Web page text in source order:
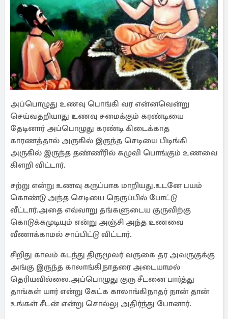
அப்பொழுது உணவு பொங்கி வர என்னவென்று
செய்வதறியாது உணவு சமைக்கும் கரண்டியை
தேடினார் அப்பொழுது கரண்டி கிடைக்காத
காரணத்தால் அருகில் இருந்த செடியை பிடிங்கி
அருகில் இருந்த தண்ணீரில் கழுவி பொங்கும் உணவை
கிளறி விட்டார்.
சற்று என்று உணவு கருப்பாக மாறியது.உடனே பயம்
கொண்டு அந்த செடியை நெருப்பில் போட்டு
வீட்டார்.அதை எவ்வாறு தங்களுடைய குருவிற்கு
கொடுக்கமுடியும் என்று அஞ்சி அந்த உணவை
வீணாக்காமல் சாப்பிட்டு விட்டார்.
சிறிது காலம் கடந்து திருமூலர் வருகை தர அவருகுக்கு
அங்கு இருந்த காலாங்கிநாதரை அடையாமல்
தெரியவில்லை.அப்பொழுது குரு சீடனை பார்த்து
தாங்கள் யார் என்று கேட்க காலாங்கிநாதர் நான் தான்
உங்கள் சீடன் என்று சொல்லு அதிர்ந்து போனார்.